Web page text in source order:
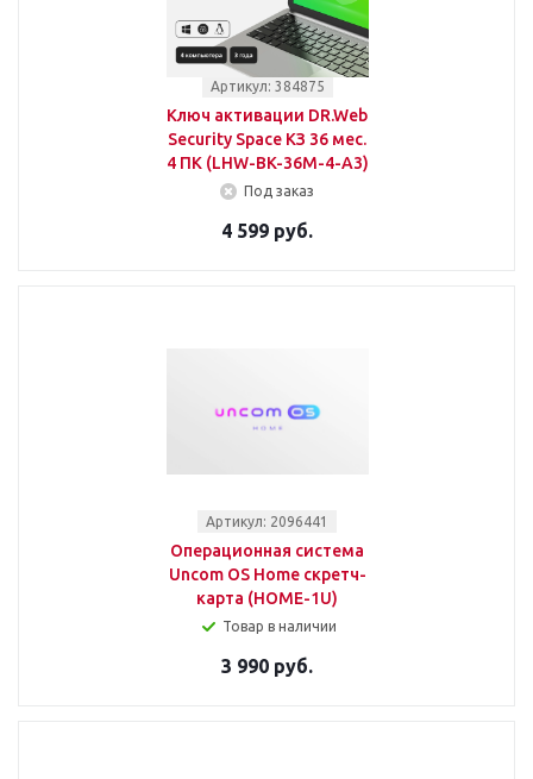
Артикул: 384875
Ключ активации DR.Web
Security Space КЗ 36 мес.
4 ПК (LHW-BK-36M-4-A3)
Под заказ
4 599 руб.
Артикул: 2096441
Операционная система
Uncom OS Home скретч-
карта (HOME-1U)
Товар в наличии
3 990 руб.